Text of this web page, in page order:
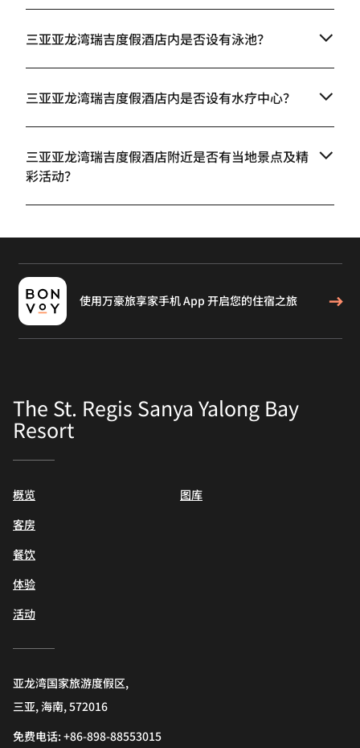
三亚亚龙湾瑞吉度假酒店内是否设有泳池？
三亚亚龙湾瑞吉度假酒店内是否设有水疗中心？
三亚亚龙湾瑞吉度假酒店附近是否有当地景点及精
彩活动？
使用万豪旅享家手机 App 开启您的住宿之旅
The St. Regis Sanya Yalong Bay
Resort
概览
客房
餐饮
体验
活动
图库
亚龙湾国家旅游度假区,
三亚, 海南, 572016
免费电话:+86-898-88553015